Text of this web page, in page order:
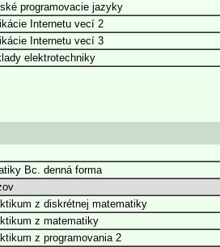
programovacie jazyky
Internetu vecí 2
Internetu vecí 3
elektrotechniky
Bc. denná forma
z diskrétnej matematiky
z matematiky
z programovania 2